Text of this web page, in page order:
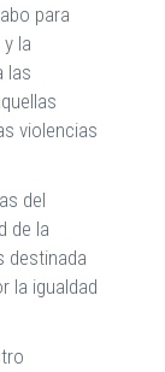
para
la
las
violencias
del
de la
destinada
la igualdad